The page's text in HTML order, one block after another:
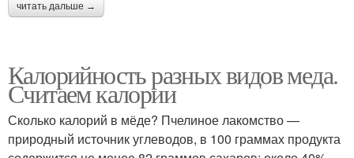
читать дальше →
Калорийность разных видов меда.
Считаем калории
Сколько калорий в мёде? Пчелиное лакомство —
природный источник углеводов, в 100 граммах продукта